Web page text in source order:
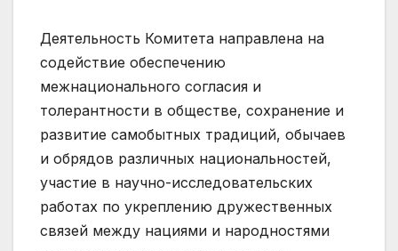
Деятельность Комитета направлена на
содействие обеспечению
межнационального согласия и
толерантности в обществе, сохранение и
развитие самобытных традиций, обычаев
и обрядов различных национальностей,
участие в научно-исследовательских
работах по укреплению дружественных
связей между нациями и народностями